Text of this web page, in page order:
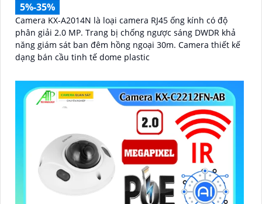
5%-35%
Camera KX-A2014N là loại camera RJ45 ống kính có độ
phân giải 2.0 MP. Trang bị chống ngược sáng DWDR khả
năng giám sát ban đêm hồng ngoại 30m. Camera thiết kế
dạng bán cầu tinh tế dome plastic